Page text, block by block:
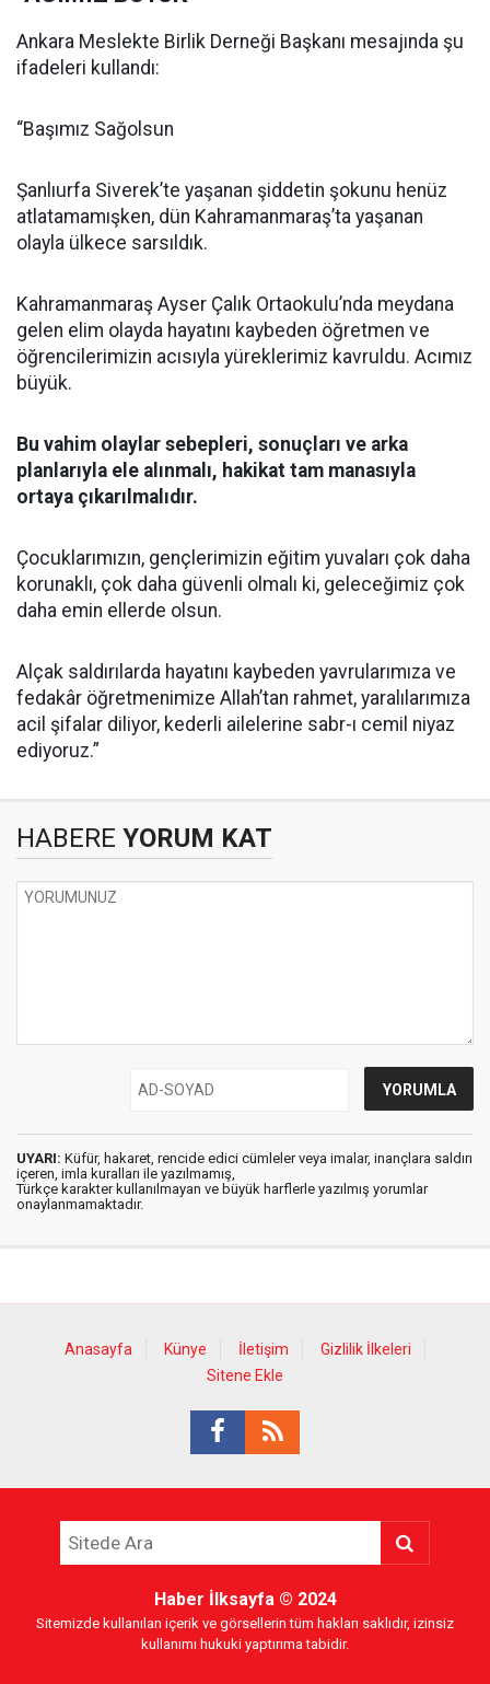
Ankara Meslekte Birlik Derneği Başkanı mesajında şu
ifadeleri kullandı:
“Başımız Sağolsun
Şanlıurfa Siverek’te yaşanan şiddetin şokunu henüz
atlatamamışken, dün Kahramanmaraş’ta yaşanan
olayla ülkece sarsıldık.
Kahramanmaraş Ayser Çalık Ortaokulu’nda meydana
gelen elim olayda hayatını kaybeden öğretmen ve
öğrencilerimizin acısıyla yüreklerimiz kavruldu. Acımız
büyük.
Bu vahim olaylar sebepleri, sonuçları ve arka
planlarıyla ele alınmalı, hakikat tam manasıyla
ortaya çıkarılmalıdır.
Çocuklarımızın, gençlerimizin eğitim yuvaları çok daha
korunaklı, çok daha güvenli olmalı ki, geleceğimiz çok
daha emin ellerde olsun.
Alçak saldırılarda hayatını kaybeden yavrularımıza ve
fedakâr öğretmenimize Allah’tan rahmet, yaralılarımıza
acil şifalar diliyor, kederli ailelerine sabr-ı cemil niyaz
ediyoruz.”
HABERE YORUM KAT
UYARI: Küfür, hakaret, rencide edici cümleler veya imalar, inançlara saldırı
içeren, imla kuralları ile yazılmamış,
Türkçe karakter kullanılmayan ve büyük harflerle yazılmış yorumlar
onaylanmamaktadır.
Anasayfa Künye İletişim
Gizlilik İlkeleri
Sitene Ekle
Haber İlksayfa© 2024
Sitemizde kullanılan içerik ve görsellerin tüm hakları saklıdır, izinsiz
kullanımı hukuki yaptırıma tabidir.